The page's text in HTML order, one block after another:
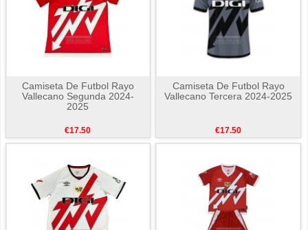
Camiseta De Futbol Rayo
Vallecano Segunda 2024-
2025
€17.50
Camiseta De Futbol Rayo
Vallecano Tercera 2024-2025
€17.50